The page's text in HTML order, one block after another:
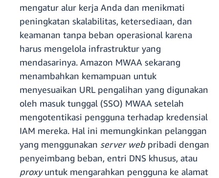
mengatur alur kerja Anda dan menikmati
peningkatan skalabilitas, ketersediaan, dan
keamanan tanpa beban operasional karena
harus mengelola infrastruktur yang
mendasarinya. Amazon MWAA sekarang
menambahkan kemampuan untuk
menyesuaikan URL pengalihan yang digunakan
oleh masuk tunggal (SSO) MWAA setelah
mengotentikasi pengguna terhadap kredensial
IAM mereka. Hal ini memungkinkan pelanggan
yang menggunakan server webpribadi dengan
penyeimbang beban, entri DNS khusus, atau
proxyuntuk mengarahkan pengguna ke alamat